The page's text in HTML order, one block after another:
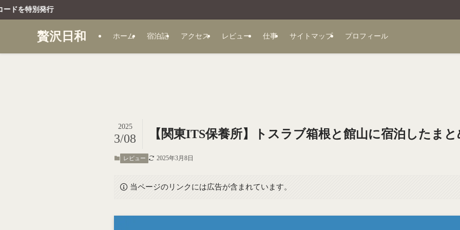
贅沢日和 ホーム 宿泊記 アクセス レビュー 仕事 サイトマップ プロフィール
【関東ITS保養所】トスラブ箱根と館山に宿泊したまと
2025
3/08
レビュー 2025年3月8日
当ページのリンクには広告が含まれています。